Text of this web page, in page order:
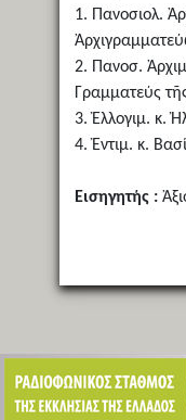
1. Πανοσιολ.
2. Πανοσ.
Γραμματεύς
3. Ἐλλογιμ. κ.
4. Ἐντιμ. κ.
Εισηγητής :